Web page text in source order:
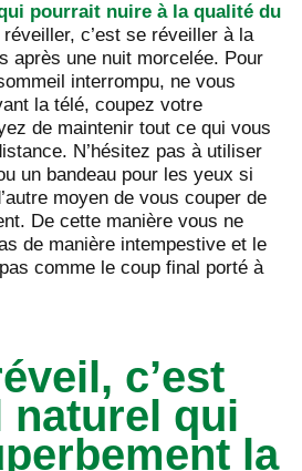
pourrait nuire à la qualité du
réveiller, c’est se réveiller à la
après une nuit morcelée. Pour
interrompu, ne vous
la télé, coupez votre
de maintenir tout ce qui vous
N’hésitez pas à utiliser
un bandeau pour les yeux si
moyen de vous couper de
De cette manière vous ne
de manière intempestive et le
comme le coup final porté à
c’est
naturel qui
la